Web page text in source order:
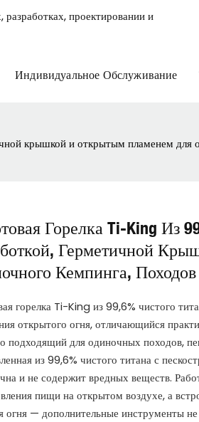
проектировании и
Индивидуальное Обслуживание
крышкой и открытым пламенем
Горелка Ti-King Из
Герметичной
Кемпинга,
горелка Ti-King из 99,6% чистого
открытого огня, отличающийся
подходящий для одиночных походов,
из 99,6% чистого титана с
и не содержит вредных веществ.
пищи на открытом воздухе, а
огня — дополнительные инструменты